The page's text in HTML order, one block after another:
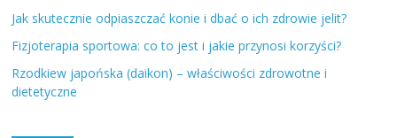
Jak skutecznie odpiaszczać konie i dbać o ich zdrowie jelit?
Fizjoterapia sportowa: co to jest i jakie przynosi korzyści?
Rzodkiew japońska (daikon) – właściwości zdrowotne i
dietetyczne